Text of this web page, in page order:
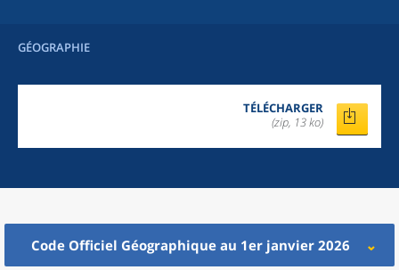
GÉOGRAPHIE
TÉLÉCHARGER
(zip, 13 ko)
Code Officiel Géographique au 1er janvier 2026